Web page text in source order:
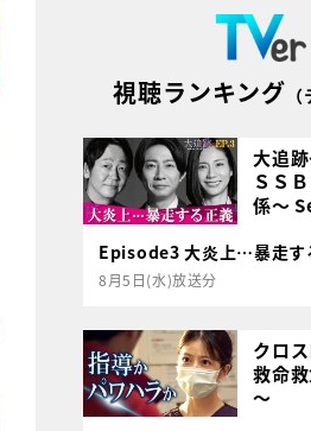
視聴ランキング
大追
ＳＳ
係～
Episode3 大炎上…暴走す
8月5日(水)放送分
クロ
救命
～